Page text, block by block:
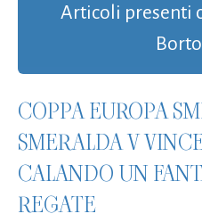
Articoli presenti
COPPA EUROPA
SMERALDA V
CALANDO UN
REGATE